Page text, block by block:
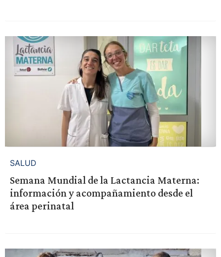
SALUD
Semana Mundial de la Lactancia Materna:
información y acompañamiento desde el
área perinatal